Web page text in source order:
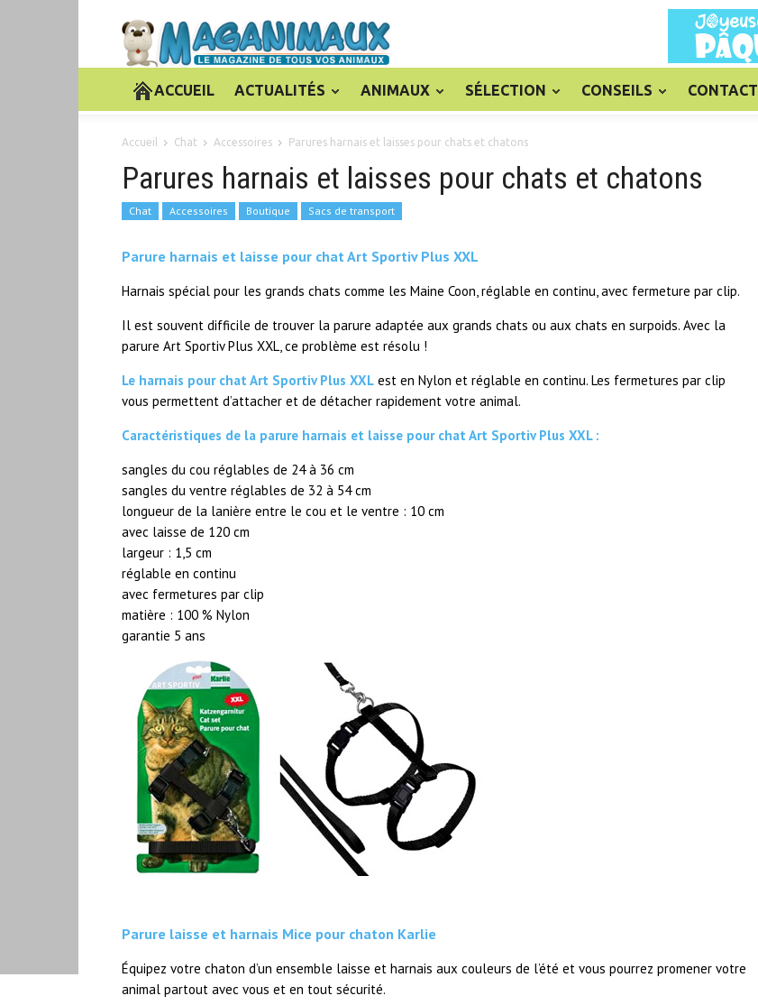
ACCUEIL ACTUALITÉS ANIMAUX SÉLECTION CONSEILS CONTACT
Accueil Chat Accessoires Parures harnais et laisses pour chats et chatons
Parures harnais et laisses pour chats et chatons
Chat Accessoires Boutique Sacs de transport
Parure harnais et laisse pour chat Art Sportiv Plus XXL
Harnais spécial pour les grands chats comme les Maine Coon, réglable en continu, avec fermeture par clip.
Il est souvent difficile de trouver la parure adaptée aux grands chats ou aux chats en surpoids. Avec la
parure Art Sportiv Plus XXL, ce problème est résolu !
Le harnais pour chat Art Sportiv Plus XXL est en Nylon et réglable en continu. Les fermetures par clip
vous permettent d’attacher et de détacher rapidement votre animal.
Caractéristiques de la parure harnais et laisse pour chat Art Sportiv Plus XXL :
sangles du cou réglables de 24 à 36 cm
sangles du ventre réglables de 32 à 54 cm
longueur de la lanière entre le cou et le ventre : 10 cm
avec laisse de 120 cm
largeur : 1,5 cm
réglable en continu
avec fermetures par clip
matière : 100 % Nylon
garantie 5 ans
Parure laisse et harnais Mice pour chaton Karlie
Équipez votre chaton d’un ensemble laisse et harnais aux couleurs de l’été et vous pourrez promener votre
animal partout avec vous et en tout sécurité.